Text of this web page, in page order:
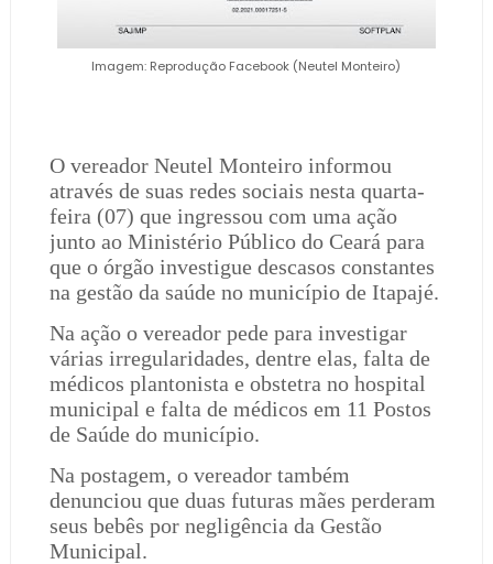
Imagem: Reprodução Facebook (Neutel Monteiro)
O vereador Neutel Monteiro informou
através de suas redes sociais nesta quarta-
feira (07) que ingressou com uma ação
junto ao Ministério Público do Ceará para
que o órgão investigue descasos constantes
na gestão da saúde no município de Itapajé.
Na ação o vereador pede para investigar
várias irregularidades, dentre elas, falta de
médicos plantonista e obstetra no hospital
municipal e falta de médicos em 11 Postos
de Saúde do município.
Na postagem, o vereador também
denunciou que duas futuras mães perderam
seus bebês por negligência da Gestão
Municipal.